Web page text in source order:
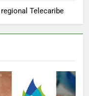
Telecaribe